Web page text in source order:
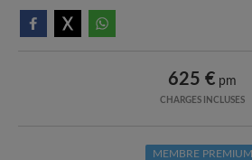
625 € pm
CHARGES INCLUSES
MEMBRE PREMIUM